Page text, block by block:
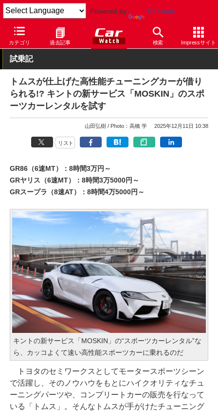
Powered by Translate
カテゴリ 過去記事 検索 Impressサイト
Car Watch 自動車 トムス
試乗記
トムスが仕上げた高性能チューニングカーが借り
られる!? キントの新サービス「MOSKIN」のスポ
ーツカーレンタルを試す
山田弘樹 Photo：高橋 学 2025年12月11日 10:38
リスト
GR86（6速MT）：8時間3万円～
GRヤリス（6速MT）：8時間3万5000円～
GRスープラ（8速AT）：8時間4万5000円～
キントの新サービス「MOSKIN」の“スポーツカーレンタル”な
ら、カッコよくて速い高性能スポーツカーに乗れるのだ
トヨタのセミワークスとしてモータースポーツシーン
で活躍し、そのノウハウをもとにハイクオリティなチュ
ーニングパーツや、コンプリートカーの販売を行なって
いる「トムス」。そんなトムスが手がけたチューニング